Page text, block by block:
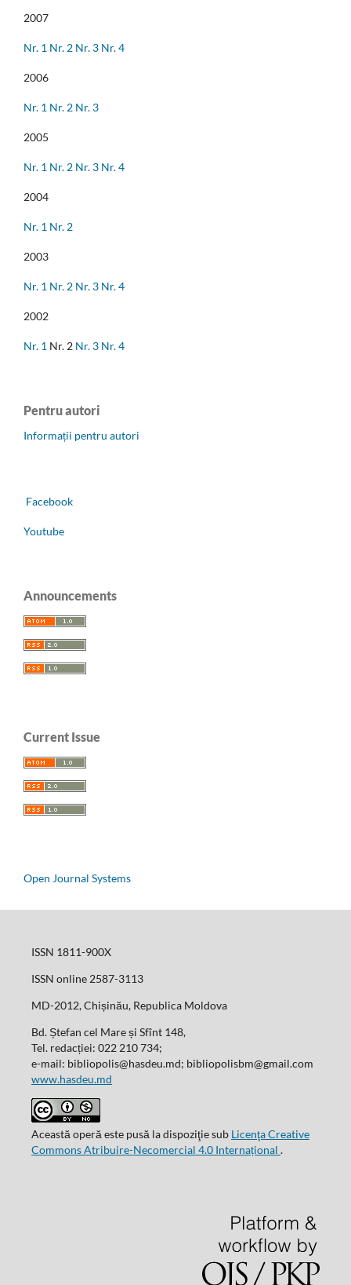
2007
Nr. 1 Nr. 2 Nr. 3 Nr. 4
2006
Nr. 1 Nr. 2 Nr. 3
2005
Nr. 1 Nr. 2 Nr. 3 Nr. 4
2004
Nr. 1 Nr. 2
2003
Nr. 1 Nr. 2 Nr. 3 Nr. 4
2002
Nr. 1 Nr. 2 Nr. 3 Nr. 4
Pentru autori
Informații pentru autori
Facebook
Youtube
Announcements
Current Issue
Open Journal Systems
ISSN 1811-900X
ISSN online 2587-3113
MD-2012, Chișinău, Republica Moldova
Bd. Ștefan cel Mare și Sfînt 148,
Tel. redacției: 022 210 734;
e-mail: bibliopolis@hasdeu.md; bibliopolisbm@gmail.com
www.hasdeu.md
Această operă este pusă la dispoziţie sub Licenţa Creative
Commons Atribuire-Necomercial 4.0 Internațional .